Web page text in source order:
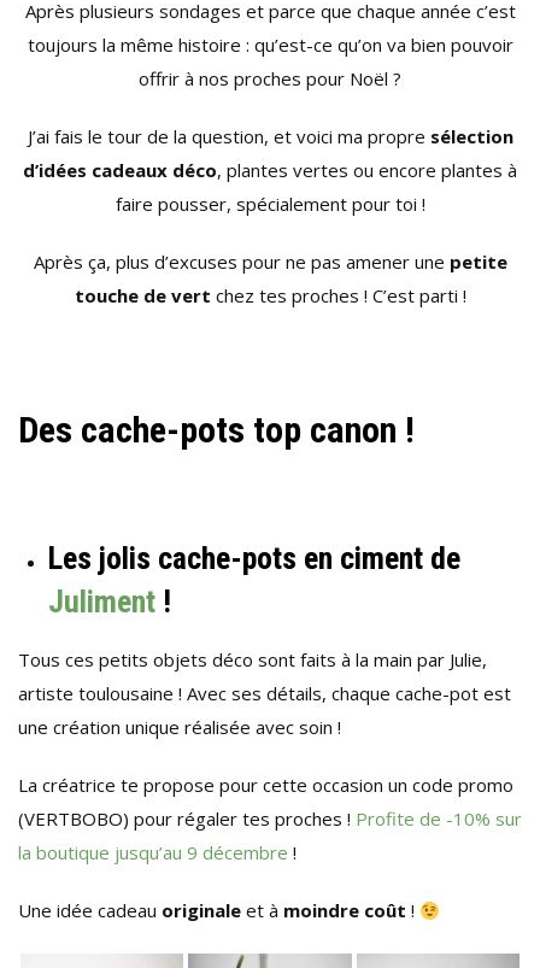
Après plusieurs sondages et parce que chaque année c’est
toujours la même histoire : qu’est-ce qu’on va bien pouvoir
offrir à nos proches pour Noël ?
J’ai fais le tour de la question, et voici ma propre sélection
d’idées cadeaux déco, plantes vertes ou encore plantes à
faire pousser, spécialement pour toi !
Après ça, plus d’excuses pour ne pas amener une petite
touche de vert chez tes proches ! C’est parti !
Des cache-pots top canon !
Les jolis cache-pots en ciment de
Juliment !
Tous ces petits objets déco sont faits à la main par Julie,
artiste toulousaine ! Avec ses détails, chaque cache-pot est
une création unique réalisée avec soin !
La créatrice te propose pour cette occasion un code promo
(VERTBOBO) pour régaler tes proches ! Profite de -10% sur
la boutique jusqu’au 9 décembre !
Une idée cadeau originale et à moindre coût !